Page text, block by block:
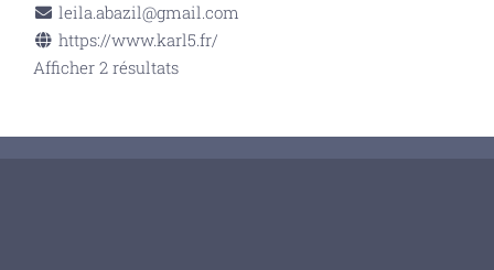
leila.abazil@gmail.com
https://www.karl5.fr/
Afficher 2 résultats